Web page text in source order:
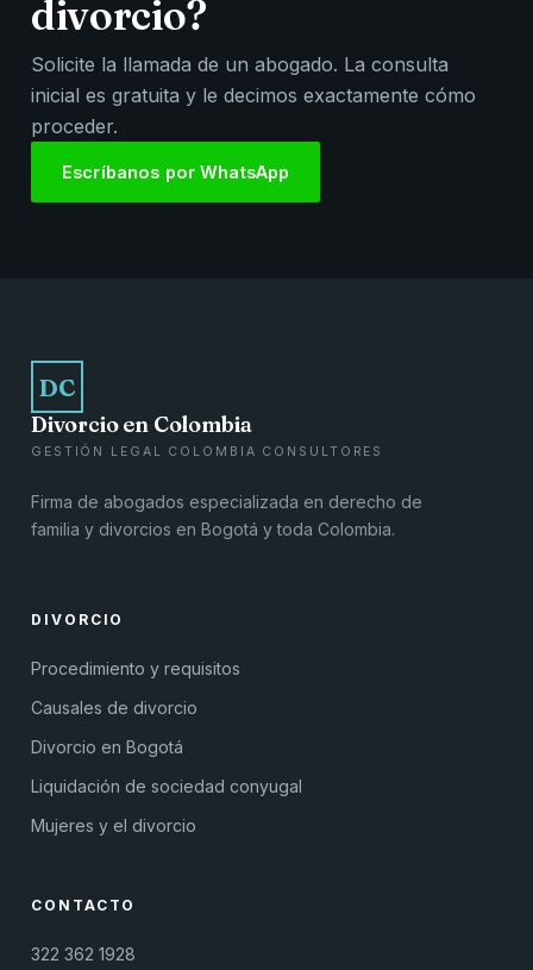
divorcio?
Solicite la llamada de un abogado. La consulta
inicial es gratuita y le decimos exactamente cómo
proceder.
Escríbanos por WhatsApp
DC
Divorcio en Colombia
GESTIÓN LEGAL COLOMBIA CONSULTORES
Firma de abogados especializada en derecho de
familia y divorcios en Bogotá y toda Colombia.
DIVORCIO
Procedimiento y requisitos
Causales de divorcio
Divorcio en Bogotá
Liquidación de sociedad conyugal
Mujeres y el divorcio
CONTACTO
322 362 1928